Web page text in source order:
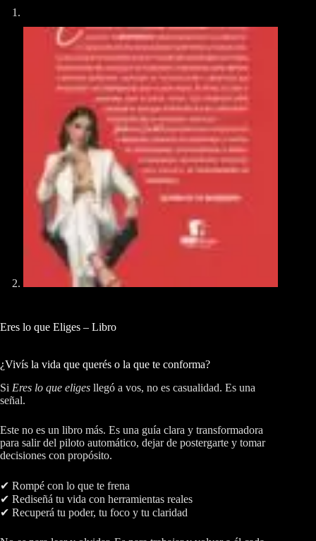
Eres lo que Eliges – Libro
¿Vivís la vida que querés o la que te conforma?
Si Eres lo que eliges llegó a vos, no es casualidad. Es una
señal.
Este no es un libro más. Es una guía clara y transformadora
para salir del piloto automático, dejar de postergarte y tomar
decisiones con propósito.
✔ Rompé con lo que te frena
✔ Rediseñá tu vida con herramientas reales
✔ Recuperá tu poder, tu foco y tu claridad